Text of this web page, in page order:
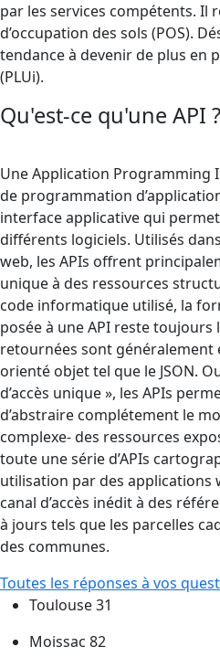
par les services compétents. Il
d’occupation des sols (POS).
tendance à devenir de plus en
(PLUi).
Qu'est-ce qu'une API ?
Une Application Programming
de programmation
interface applicative qui
différents logiciels. Utilisés
web, les APIs offrent
unique à des ressources
code informatique utilisé, la
posée à une API reste toujours
retournées sont
orienté objet tel que le JSON.
d’accès unique », les APIs
d’abstraire complétement le
complexe- des ressources
toute une série d’APIs
utilisation par des applications
canal d’accès inédit à des
à jours tels que les parcelles
des communes.
Toutes les réponses à vos
Toulouse 31
Moissac 82